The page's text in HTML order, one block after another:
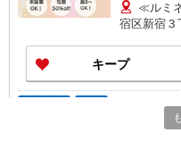
≪ルミ
宿区新宿
キープ
Stola.（ストラ） 新宿サブナ